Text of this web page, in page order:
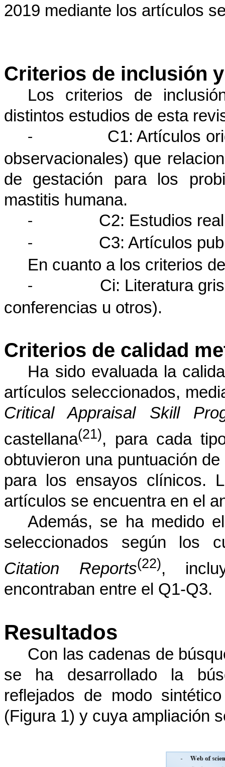
2019 mediante los artículos
Criterios de inclusión
Los criterios de
distintos estudios de esta
-
C1: Artículos
observacionales) que
de gestación para los
mastitis humana.
- C2: Estudios
-
C3: Artículos
En cuanto a los criterios
-
Ci: Literatura
conferencias u otros).
Criterios de calidad
Ha sido evaluada la
artículos seleccionados,
Critical Appraisal Skill
castellana(21), para cada
obtuvieron una puntuación
para los ensayos clínicos.
artículos se encuentra en el
Además, se ha medido
seleccionados según los
Citation Reports(22),
encontraban entre el Q1-Q3.
Resultados
Con las cadenas de
se ha desarrollado la
reflejados de modo
(Figura 1) y cuya ampliación